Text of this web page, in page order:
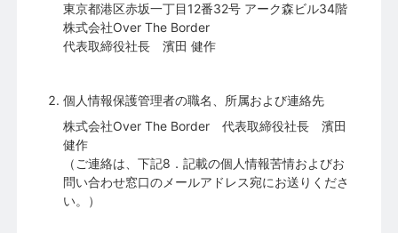
東京都港区赤坂一丁目12番32号 アーク森ビル34階
株式会社Over The Border
代表取締役社長 濱田 健作
個人情報保護管理者の職名、所属および連絡先
株式会社Over The Border 代表取締役社長 濱田
健作
（ご連絡は、下記8．記載の個人情報苦情およびお
問い合わせ窓口のメールアドレス宛にお送りくださ
い。）